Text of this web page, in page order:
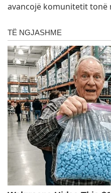
avancojë komunitetit tonë